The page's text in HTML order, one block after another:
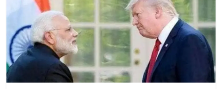
उत्तराखंड के अन्य राज्यों में फंसे लोगों की जल्द
होगी घर वापसी
प्रवासियों व मजदूरों को दी गई छूट के बाद लोगो
ने कराया पंजीयन: राजस्थान सरकार
शराब और पान की दुकानों को ग्रीन जोन में
खोलने की मिली इजाजत: गृह मंत्रालय